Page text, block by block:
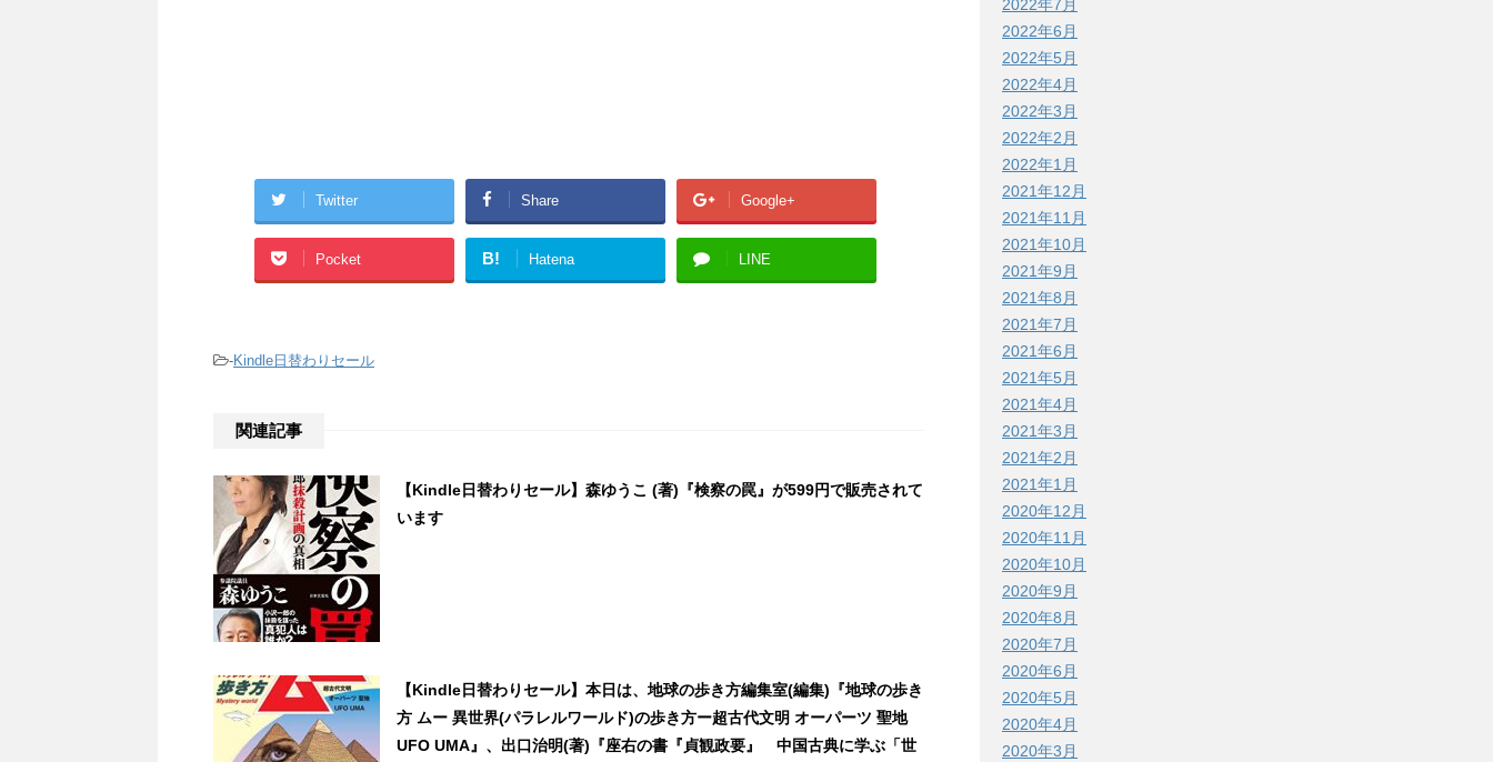
Twitter Share Google+
Pocket B! Hatena LINE
-Kindle日替わりセール
関連記事
【Kindle日替わりセール】森ゆうこ (著)『検察の罠』が599円で販売されて
います
【Kindle日替わりセール】本日は、地球の歩き方編集室(編集)『地球の歩き
方 ムー 異世界(パラレルワールド)の歩き方ー超古代文明 オーパーツ 聖地
UFO UMA』、出口治明(著)『座右の書『貞観政要』 中国古典に学ぶ「世
2022年7月
2022年6月
2022年5月
2022年4月
2022年3月
2022年2月
2022年1月
2021年12月
2021年11月
2021年10月
2021年9月
2021年8月
2021年7月
2021年6月
2021年5月
2021年4月
2021年3月
2021年2月
2021年1月
2020年12月
2020年11月
2020年10月
2020年9月
2020年8月
2020年7月
2020年6月
2020年5月
2020年4月
2020年3月